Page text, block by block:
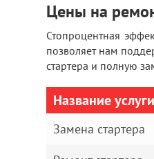
Цены на
Стопроцентная
позволяет нам
стартера и полную
Название услуги
Замена стартера